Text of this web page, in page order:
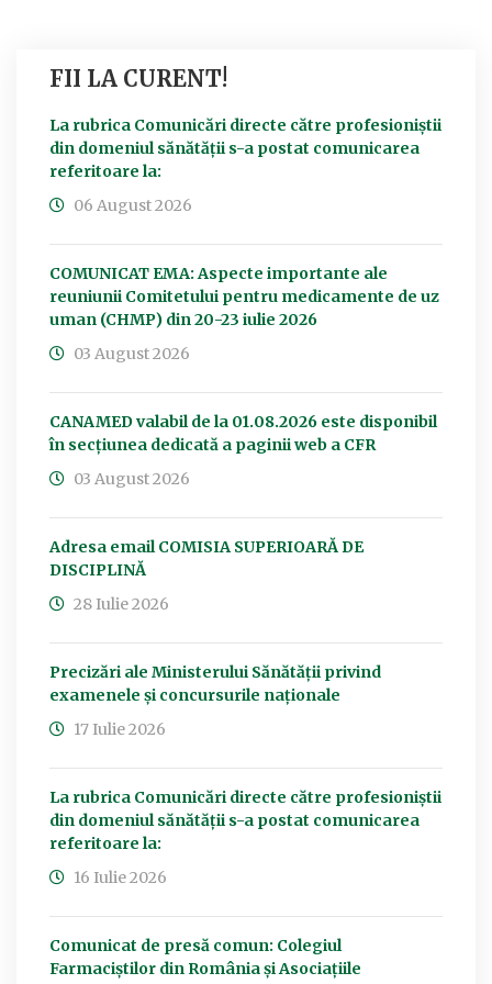
FII LA CURENT!
La rubrica Comunicări directe către profesioniștii
din domeniul sănătății s-a postat comunicarea
referitoare la:
06 August 2026
COMUNICAT EMA: Aspecte importante ale
reuniunii Comitetului pentru medicamente de uz
uman (CHMP) din 20-23 iulie 2026
03 August 2026
CANAMED valabil de la 01.08.2026 este disponibil
în secțiunea dedicată a paginii web a CFR
03 August 2026
Adresa email COMISIA SUPERIOARĂ DE
DISCIPLINĂ
28 Iulie 2026
Precizări ale Ministerului Sănătății privind
examenele și concursurile naționale
17 Iulie 2026
La rubrica Comunicări directe către profesioniștii
din domeniul sănătății s-a postat comunicarea
referitoare la:
16 Iulie 2026
Comunicat de presă comun: Colegiul
Farmaciștilor din România și Asociațiile